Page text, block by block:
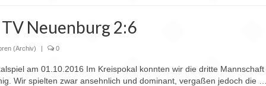
Neuenburg 2:6
(Archiv) | 0
am 01.10.2016 Im Kreispokal konnten wir die dritte
Wir spielten zwar ansehnlich und dominant, vergaßen jedoch die